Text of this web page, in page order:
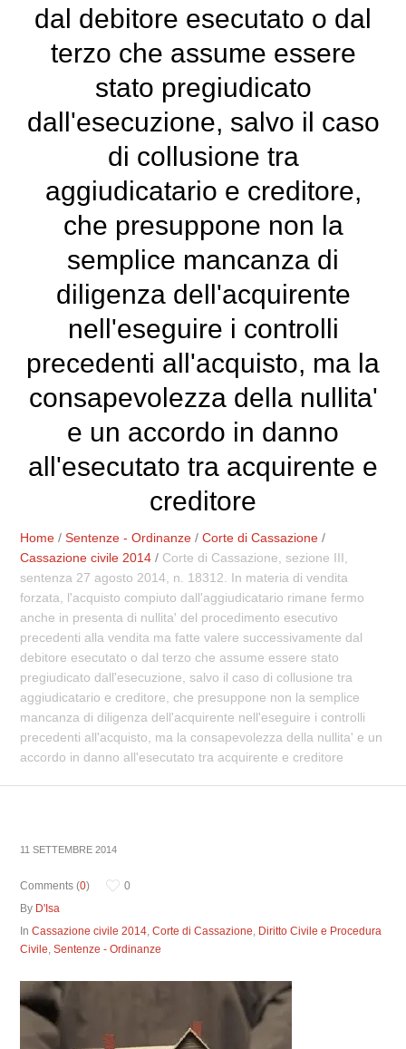
dal debitore esecutato o dal
terzo che assume essere
stato pregiudicato
dall'esecuzione, salvo il caso
di collusione tra
aggiudicatario e creditore,
che presuppone non la
semplice mancanza di
diligenza dell'acquirente
nell'eseguire i controlli
precedenti all'acquisto, ma la
consapevolezza della nullita'
e un accordo in danno
all'esecutato tra acquirente e
creditore
Home /Sentenze - Ordinanze /Corte di Cassazione /
Cassazione civile 2014 / Corte di Cassazione, sezione III,
sentenza 27 agosto 2014, n. 18312. In materia di vendita
forzata, l'acquisto compiuto dall'aggiudicatario rimane fermo
anche in presenta di nullita' del procedimento esecutivo
precedenti alla vendita ma fatte valere successivamente dal
debitore esecutato o dal terzo che assume essere stato
pregiudicato dall'esecuzione, salvo il caso di collusione tra
aggiudicatario e creditore, che presuppone non la semplice
mancanza di diligenza dell'acquirente nell'eseguire i controlli
precedenti all'acquisto, ma la consapevolezza della nullita' e un
accordo in danno all'esecutato tra acquirente e creditore
11 SETTEMBRE 2014
Comments (0)
0
By D'Isa
InCassazione civile 2014,Corte di Cassazione, Diritto Civile e Procedura
Civile,Sentenze - Ordinanze